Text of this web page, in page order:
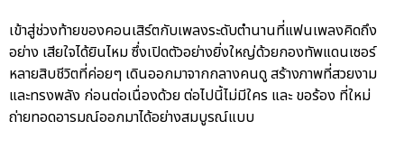
เข้าสู่ช่วงท้ายของคอนเสิร์ตกับเพลงระดับตำนานที่แฟนเพลงคิดถึง
อย่าง เสียใจได้ยินไหม ซึ่งเปิดตัวอย่างยิ่งใหญ่ด้วยกองทัพแดนเซอร์
หลายสิบชีวิตที่ค่อยๆ เดินออกมาจากกลางคนดู สร้างภาพที่สวยงาม
และทรงพลัง ก่อนต่อเนื่องด้วย ต่อไปนี้ไม่มีใคร และ ขอร้อง ที่ใหม่
ถ่ายทอดอารมณ์ออกมาได้อย่างสมบูรณ์แบบ